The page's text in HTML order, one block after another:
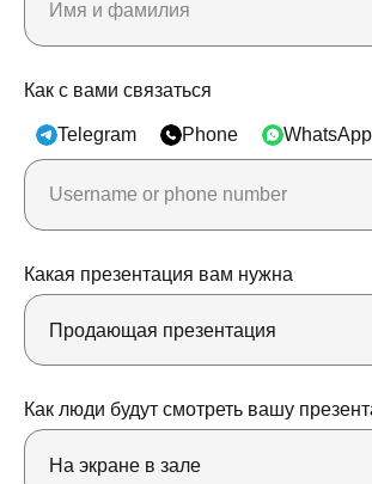
Как с вами связаться
Telegram Phone WhatsApp
Какая презентация вам нужна
Как люди будут смотреть вашу